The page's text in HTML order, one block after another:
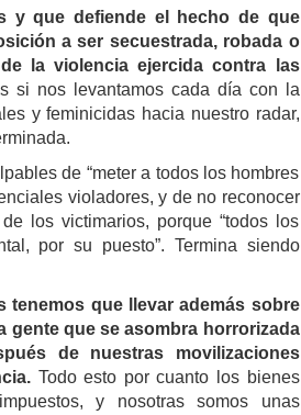
y que defiende el hecho de que
a ser secuestrada, robada o
la violencia ejercida contra las
si nos levantamos cada día con la
y feminicidas hacia nuestro radar,
de “meter a todos los hombres
violadores, y de no reconocer
los victimarios, porque “todos los
por su puesto”. Termina siendo
tenemos que llevar además sobre
gente que se asombra horrorizada
de nuestras movilizaciones
Todo esto por cuanto los bienes
y nosotras somos unas